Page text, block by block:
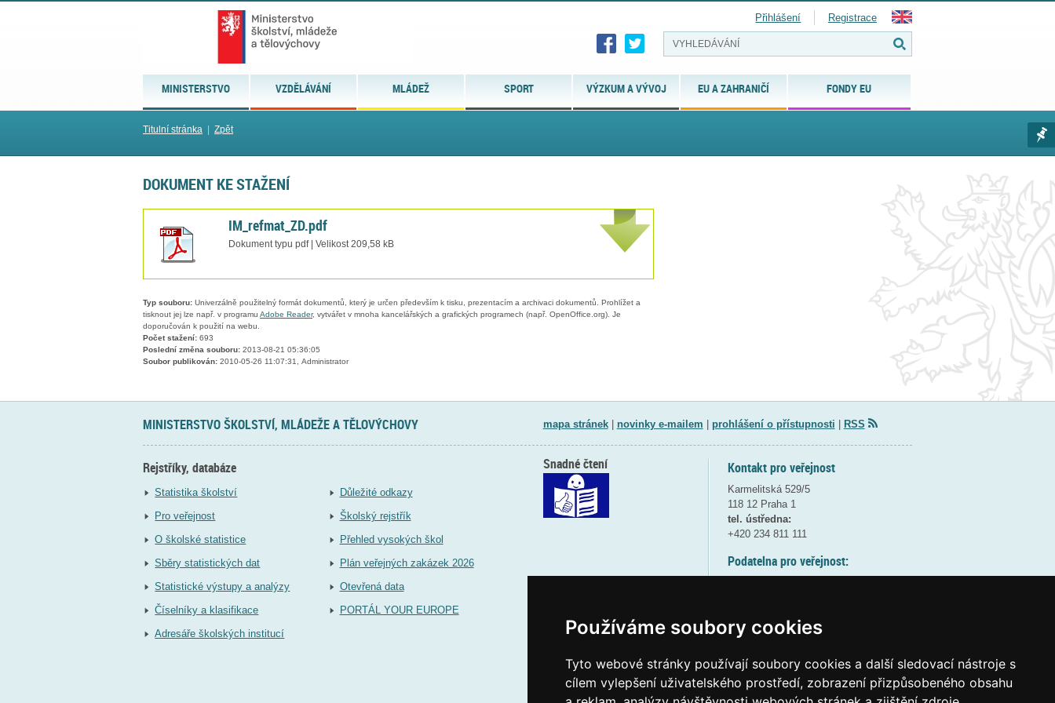
Používáme soubory cookies
Tyto webové stránky používají soubory cookies a další sledovací nástroje s
cílem vylepšení uživatelského prostředí, zobrazení přizpůsobeného obsahu
MINISTERSTVO VZDĚLÁVÁNÍ MLÁDEŽ SPORT VÝZKUM A VÝVOJ EU A ZAHRANIČÍ FONDY EU
Přihlášení Registrace
Titulní stránka Zpět
DOKUMENT KE STAŽENÍ
IM_refmat_ZD.pdf
Dokument typu pdf | Velikost 209,58 kB
Typ souboru: Univerzálně použitelný formát dokumentů, který je určen především k tisku, prezentacím a archivaci dokumentů. Prohlížet a
tisknout jej lze např. v programu Adobe Reader, vytvářet v mnoha kancelářských a grafických programech (např. OpenOffice.org). Je
doporučován k použití na webu.
Počet stažení: 693
Poslední změna souboru: 2013-08-21 05:36:05
Soubor publikován: 2010-05-26 11:07:31, Administrator
MINISTERSTVO ŠKOLSTVÍ, MLÁDEŽE A TĚLOVÝCHOVY mapa stránek| novinky e-mailem prohlášení o přístupnosti RSS
Rejstříky, databáze
Statistika školství
Pro veřejnost
O školské statistice
Sběry statistických dat
Statistické výstupy a analýzy
Číselníky a klasifikace
Adresáře školských institucí
Důležité odkazy
Školský rejstřík
Přehled vysokých škol
Plán veřejných zakázek 2026
Otevřená data
PORTÁL YOUR EUROPE
Kontakt pro veřejnost
Karmelitská 529/5
118 12 Praha 1
tel. ústředna:
+420 234 811 111
Podatelna pro veřejnost:
(více informací
Elektronická podatelna:
Snadné čtení